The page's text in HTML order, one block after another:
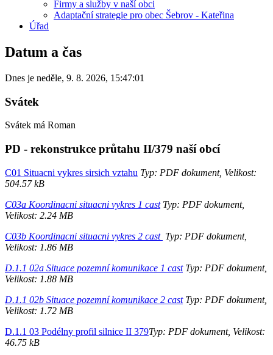
Firmy a služby v naší obci
Adaptační strategie pro obec Šebrov - Kateřina
Úřad
Datum a čas
Dnes je neděle, 9. 8. 2026, 15:47:01
Svátek
Svátek má Roman
PD - rekonstrukce průtahu II/379 naší obcí
C01 Situacni vykres sirsich vztahu Typ: PDF dokument, Velikost:
504.57 kB
C03a Koordinacni situacni vykres 1 castTyp: PDF dokument,
Velikost: 2.24 MB
C03b Koordinacni situacni vykres 2 cast Typ: PDF dokument,
Velikost: 1.86 MB
D.1.1 02a Situace pozemní komunikace 1 castTyp: PDF dokument,
Velikost: 1.88 MB
D.1.1 02b Situace pozemní komunikace 2 castTyp: PDF dokument,
Velikost: 1.72 MB
D.1.1 03 Podélny profil silnice II 379Typ: PDF dokument, Velikost:
46.75 kB